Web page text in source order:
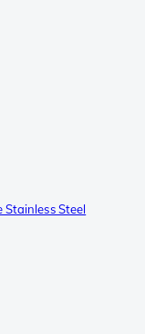
Stainless Steel